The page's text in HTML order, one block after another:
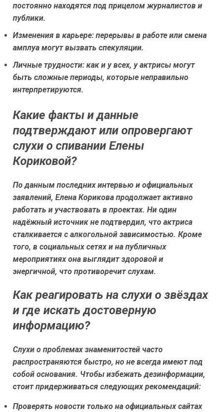
постоянно находятся под прицелом журналистов и
публики.
Изменения в карьере: перерывы в работе или смена
амплуа могут вызвать спекуляции.
Личные трудности: как и у всех, у актрисы могут
быть сложные периоды, которые неправильно
интерпретируются.
Какие факты и данные
подтверждают или опровергают
слухи о спивании Елены
Кориковой?
По данным последних интервью и официальных
заявлений, Елена Корикова продолжает активно
работать и участвовать в проектах. Ни один
надёжный источник не подтвердил, что актриса
сталкивается с алкогольной зависимостью. Кроме
того, в социальных сетях и на публичных
мероприятиях она выглядит здоровой и
энергичной, что противоречит слухам.
Как реагировать на слухи о звёздах
и где искать достоверную
информацию?
Слухи о проблемах знаменитостей часто
распространяются быстро, но не всегда имеют под
собой основания. Чтобы избежать дезинформации,
стоит придерживаться следующих рекомендаций:
Проверять новости только на официальных сайтах